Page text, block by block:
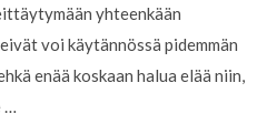
yhteenkään
voi käytännössä pidemmän
enää koskaan halua elää niin,
…